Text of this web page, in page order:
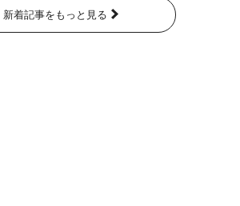
新着記事をもっと見る